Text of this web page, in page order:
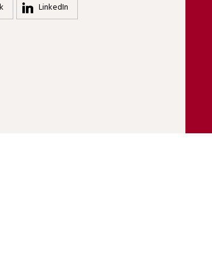
LinkedIn